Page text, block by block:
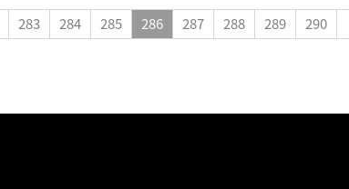
283 284 285 286 287 288 289 290